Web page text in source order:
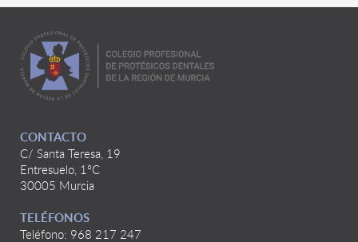
CONTACTO
C/ Santa Teresa, 19
Entresuelo, 1ºC
30005 Murcia
TELÉFONOS
Teléfono: 968 217 247